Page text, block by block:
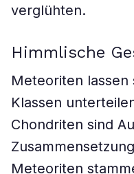
verglühten.
Himmlische
Meteoriten lassen
Klassen
Chondriten sind
Meteoriten